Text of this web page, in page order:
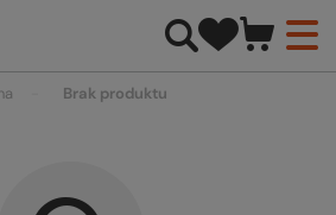
Brak produktu